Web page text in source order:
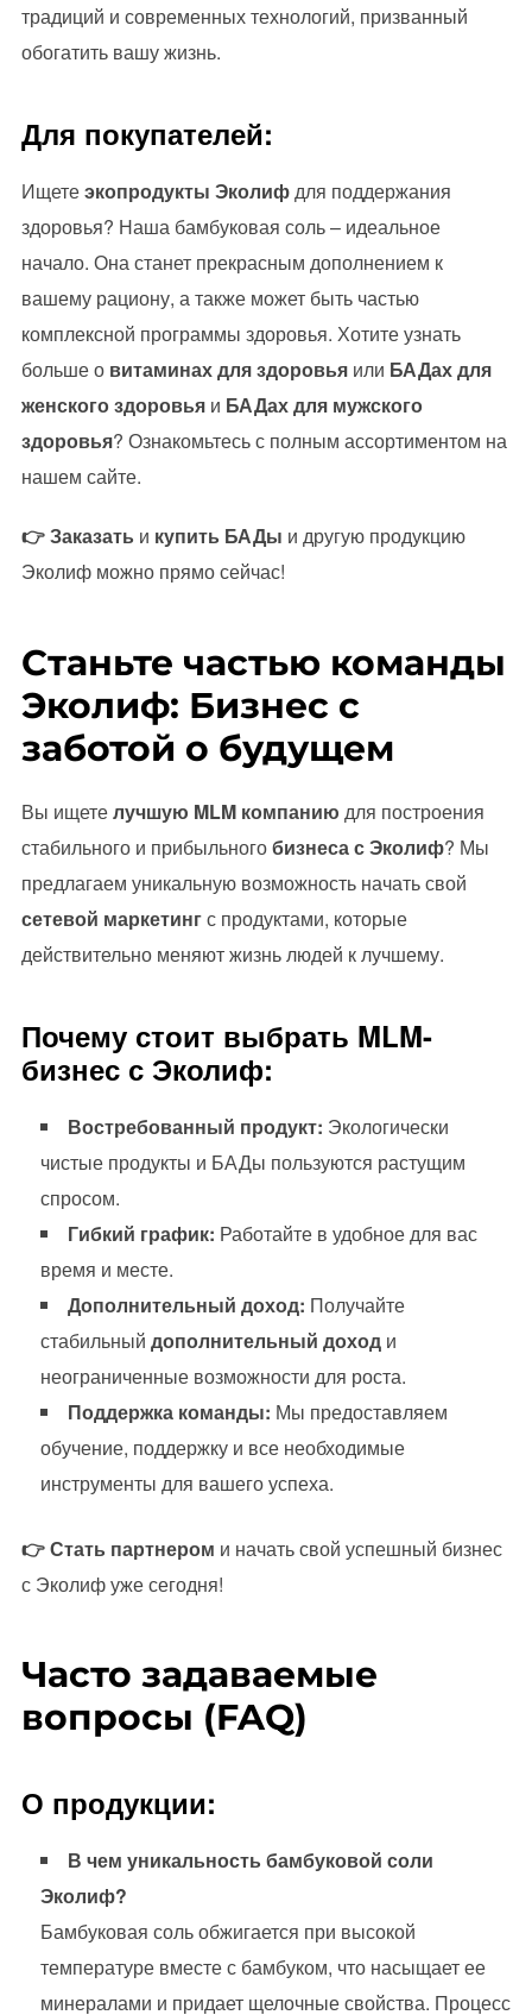
традиций и современных технологий, призванный
обогатить вашу жизнь.
Для покупателей:
Ищетеэкопродукты Эколифдля поддержания
здоровья? Наша бамбуковая соль – идеальное
начало. Она станет прекрасным дополнением к
вашему рациону, а также может быть частью
комплексной программы здоровья. Хотите узнать
больше о витаминах для здоровьяили БАДах для
женского здоровьяи БАДах для мужского
здоровья? Ознакомьтесь с полным ассортиментом на
нашем сайте.
👉 Заказать и купить БАДы и другую продукцию
Эколиф можно прямо сейчас!
Станьте частью команды
Эколиф: Бизнес с
заботой о будущем
Вы ищетелучшую MLM компанию для построения
стабильного и прибыльногобизнеса с Эколиф? Мы
предлагаем уникальную возможность начать свой
сетевой маркетингс продуктами, которые
действительно меняют жизнь людей к лучшему.
Почему стоит выбрать MLM-
бизнес с Эколиф:
Востребованный продукт: Экологически
чистые продукты и БАДы пользуются растущим
спросом.
Гибкий график: Работайте в удобное для вас
время и месте.
Дополнительный доход: Получайте
стабильный дополнительный доходи
неограниченные возможности для роста.
Поддержка команды: Мы предоставляем
обучение, поддержку и все необходимые
инструменты для вашего успеха.
👉 Стать партнером и начать свой успешный бизнес
с Эколиф уже сегодня!
Часто задаваемые
вопросы (FAQ)
О продукции:
В чем уникальность бамбуковой соли
Эколиф?
Бамбуковая соль обжигается при высокой
температуре вместе с бамбуком, что насыщает ее
минералами и придает щелочные свойства. Процесс